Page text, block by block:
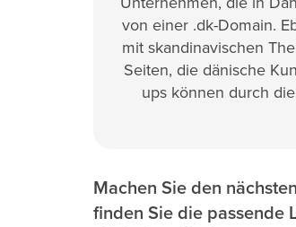
von einer .dk-Domain.
mit skandinavischen
Seiten, die dänische
ups können durch
Machen Sie den
finden Sie die passende